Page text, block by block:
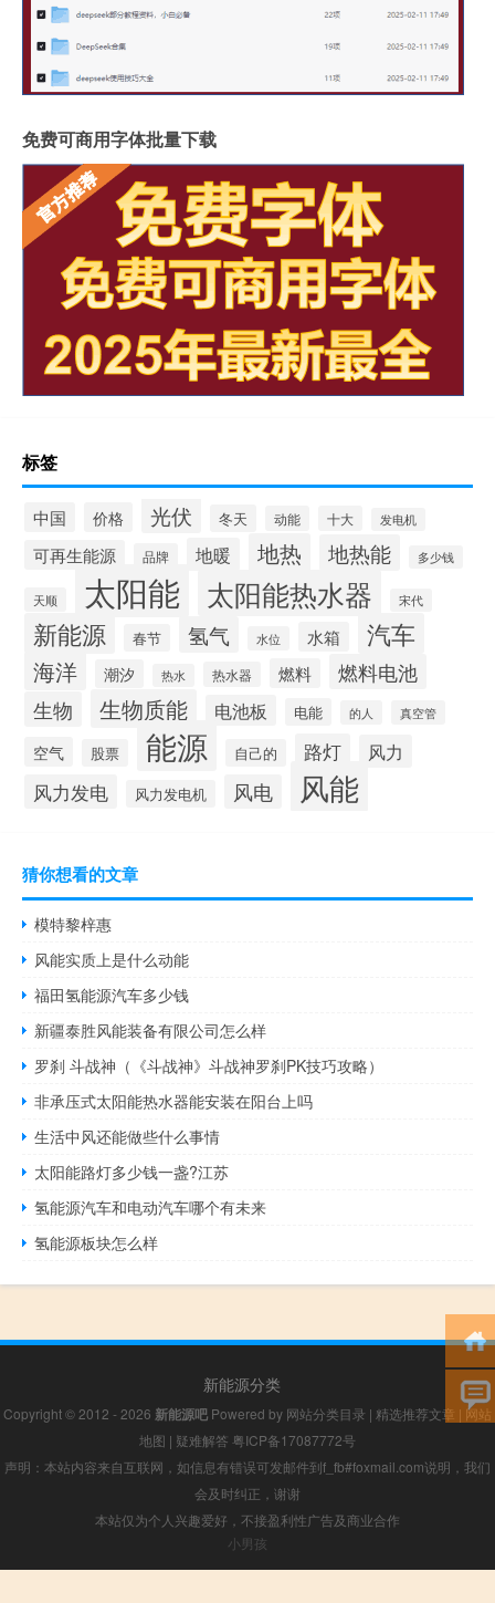
免费可商用字体批量下载
标签
中国 价格 光伏 冬天 动能 十大 发电机
可再生能源 品牌 地暖 地热 地热能 多少钱
天顺 太阳能 太阳能热水器 宋代
新能源 春节 氢气 水位 水箱 汽车
海洋 潮汐 热水 热水器 燃料
燃料电池
生物
生物质能 电池板 电能 的人 真空管
空气 股票 能源 自己的 路灯 风力
风力发电 风力发电机 风电 风能
猜你想看的文章
模特黎梓惠
风能实质上是什么动能
福田氢能源汽车多少钱
新疆泰胜风能装备有限公司怎么样
罗刹 斗战神（《斗战神》斗战神罗刹PK技巧攻略）
非承压式太阳能热水器能安装在阳台上吗
生活中风还能做些什么事情
太阳能路灯多少钱一盏?江苏
氢能源汽车和电动汽车哪个有未来
氢能源板块怎么样
新能源分类
Copyright © 2012 - 2026 新能源吧 Powered by 网站分类目录 | 精选推荐文章 | 网站
地图 | 疑难解答 粤ICP备17087772号
声明：本站内容来自互联网，如信息有错误可发邮件到f_fb#foxmail.com说明，我们
会及时纠正，谢谢
本站仅为个人兴趣爱好，不接盈利性广告及商业合作
小男孩